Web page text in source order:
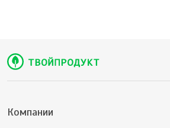
Компании